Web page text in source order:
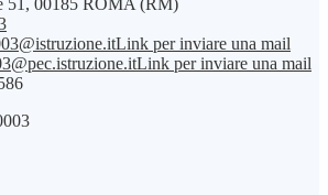
Link per inviare una mail
Link per inviare una mail